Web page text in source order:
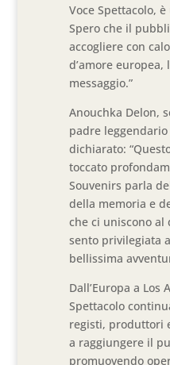
Voce Spettacolo,
Spero che il
accogliere con
d’amore
messaggio.”
Anouchka Delon,
padre
dichiarato:
toccato
Souvenirs parla
della memoria e
che ci uniscono
sento privilegiata
bellissima
Dall’Europa a Los
Spettacolo
registi, produttori
a raggiungere il
promuovendo